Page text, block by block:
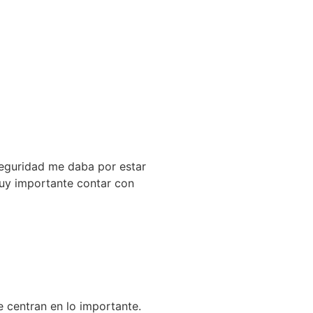
me daba por estar
importante contar con
centran en lo importante.